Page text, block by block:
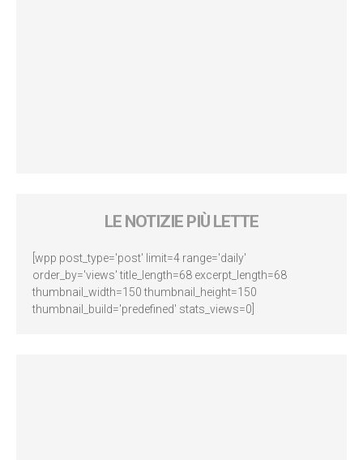
LE NOTIZIE PIÙ LETTE
[wpp post_type='post' limit=4 range='daily'
order_by='views' title_length=68 excerpt_length=68
thumbnail_width=150 thumbnail_height=150
thumbnail_build='predefined' stats_views=0]